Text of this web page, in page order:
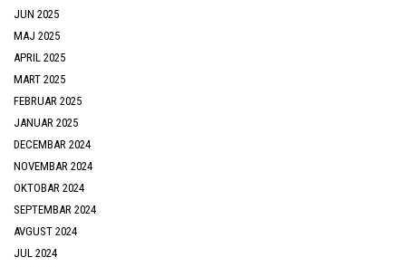
JUN 2025
MAJ 2025
APRIL 2025
MART 2025
FEBRUAR 2025
JANUAR 2025
DECEMBAR 2024
NOVEMBAR 2024
OKTOBAR 2024
SEPTEMBAR 2024
AVGUST 2024
JUL 2024